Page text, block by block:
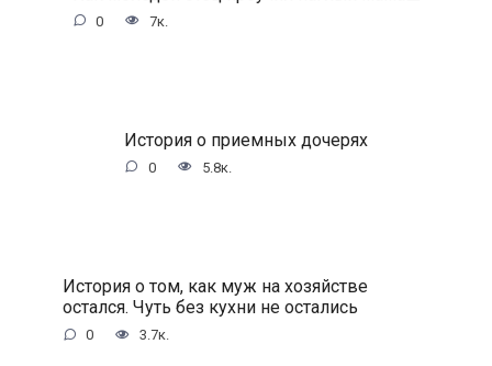
0 7к.
История о приемных дочерях
0 5.8к.
История о том, как муж на хозяйстве
остался. Чуть без кухни не остались
0 3.7к.